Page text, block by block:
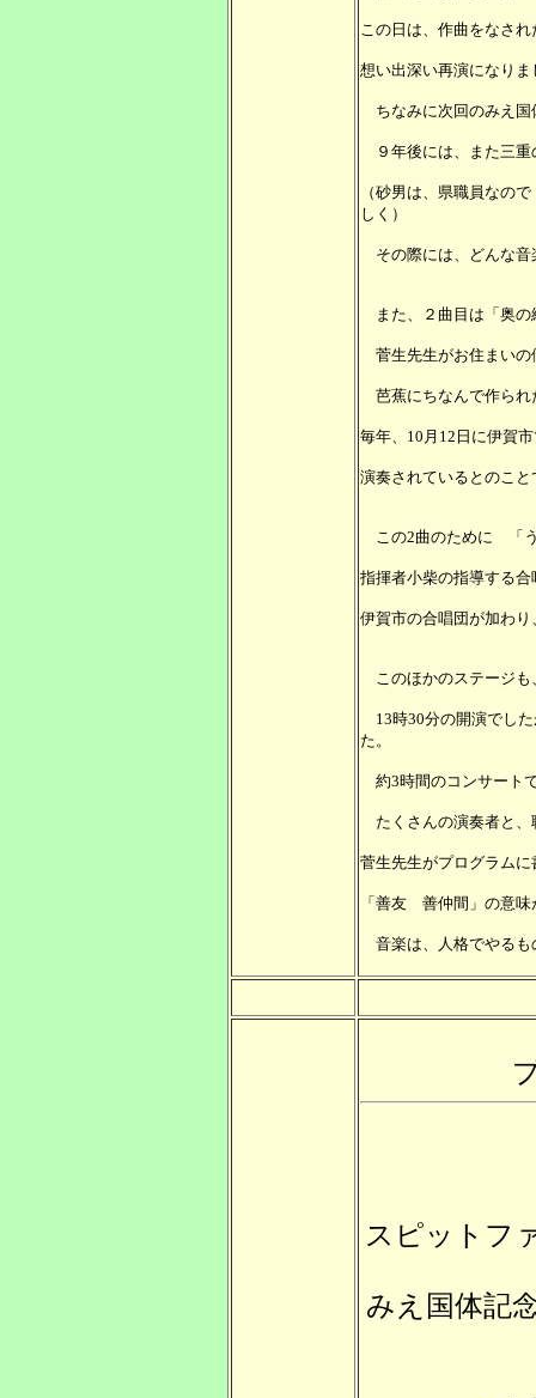
この日は、作曲をなさ
想い出深い再演になりま
ちなみに次回のみえ国
９年後には、また三重
（砂男は、県職員なの
しく）
その際には、どんな音
また、２曲目は「奥の
菅生先生がお住まい
芭蕉にちなんで作られ
毎年、10月12日に伊賀
演奏されているとのこと
この2曲のために 「
指揮者小柴の指導する合
伊賀市の合唱団が加わ
このほかのステージも
13時30分の開演でし
た。
約3時間のコンサート
たくさんの演奏者と、
菅生先生がプログラムに
「善友 善仲間」の意
音楽は、人格でやるも
スピットフ
みえ国体記